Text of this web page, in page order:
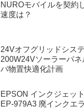
NUROモバイルを契約
速度は？
24Vオフグリッドシス
200W24Vソーラーパ
バ物置快適化計画
EPSON インクジェッ
EP-979A3 廃インクエ